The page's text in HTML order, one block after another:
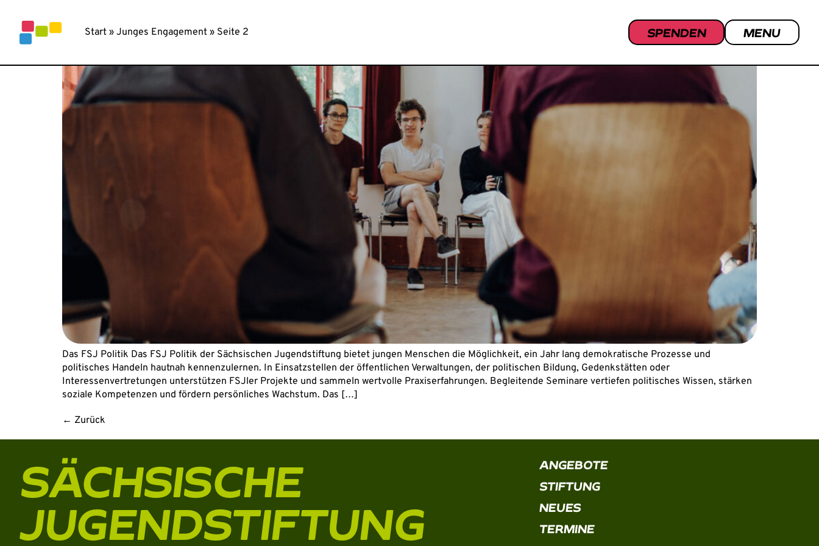
Start» Junges Engagement» Seite 2 SPENDEN MENU
Das FSJ Politik Das FSJ Politik der Sächsischen Jugendstiftung bietet jungen Menschen die Möglichkeit, ein Jahr lang demokratische Prozesse und
politisches Handeln hautnah kennenzulernen. In Einsatzstellen der öffentlichen Verwaltungen, der politischen Bildung, Gedenkstätten oder
Interessenvertretungen unterstützen FSJler Projekte und sammeln wertvolle Praxiserfahrungen. Begleitende Seminare vertiefen politisches Wissen, stärken
soziale Kompetenzen und fördern persönliches Wachstum. Das […]
← Zurück
SÄCHSISCHE
JUGENDSTIFTUNG
ANGEBOTE
STIFTUNG
NEUES
TERMINE